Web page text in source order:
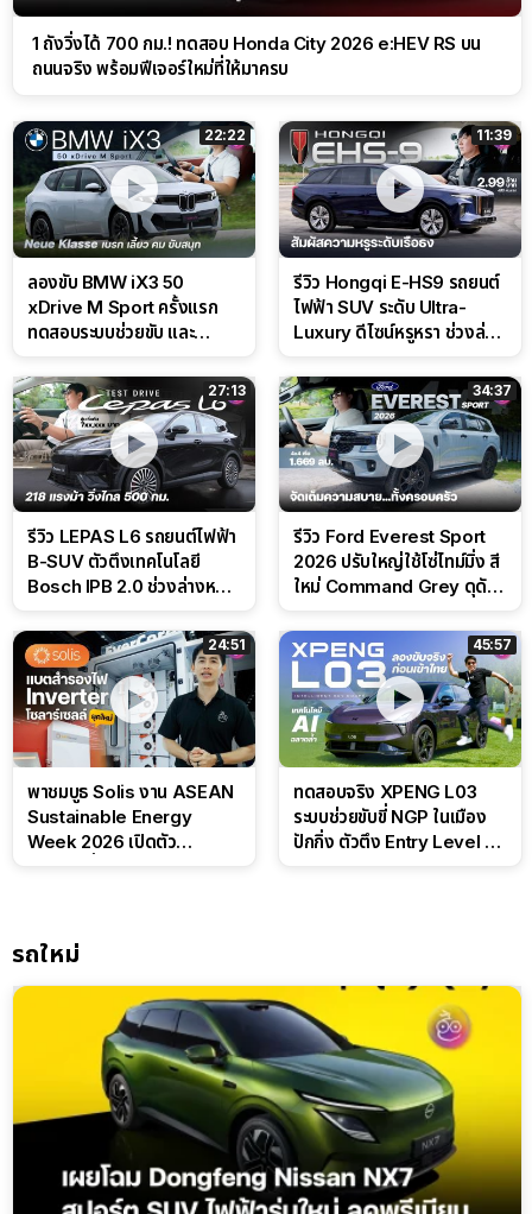
1 ถังวิ่งได้ 700 กม.! ทดสอบ Honda City 2026 e:HEV RS บน
ถนนจริง พร้อมฟีเจอร์ใหม่ที่ให้มาครบ
22:22
ลองขับ BMW iX3 50
xDrive M Sport ครั้งแรก
ทดสอบระบบช่วยขับ และ
สนาม
11:39
รีวิว Hongqi E-HS9 รถยนต์
ไฟฟ้า SUV ระดับ Ultra-
Luxury ดีไซน์หรูหรา ช่วงล่าง
27:13
รีวิว LEPAS L6 รถยนต์ไฟฟ้า
B-SUV ตัวตึงเทคโนโลยี
Bosch IPB 2.0 ช่วงล่างหนึบ
34:37
รีวิว Ford Everest Sport
2026 ปรับใหญ่ใช้โซ่ไทม์มิ่ง สี
ใหม่ Command Grey ดุดัน
24:51
พาชมบูธ Solis งาน ASEAN
Sustainable Energy
Week 2026 เปิดตัว
45:57
ทดสอบจริง XPENG L03
ระบบช่วยขับขี่ NGP ในเมือง
ปักกิ่ง ตัวตึง Entry Level ที่
รถใหม่